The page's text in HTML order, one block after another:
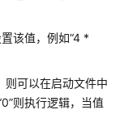
该值，例如“4 *
则可以在启动文件中
则执行逻辑，当值